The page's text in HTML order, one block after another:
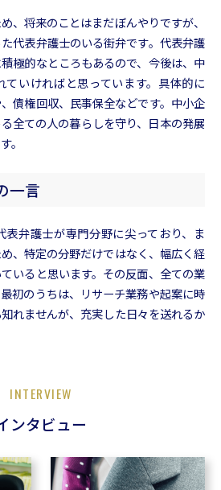
、将来のことはまだぼんやりですが、
代表弁護士のいる街弁です。代表弁護
極的なところもあるので、今後は、中
いければと思っています。具体的に
債権回収、民事保全などです。中小企
全ての人の暮らしを守り、日本の発展
。
一言
弁護士が専門分野に尖っており、ま
、特定の分野だけではなく、幅広く経
いると思います。その反面、全ての業
初のうちは、リサーチ業務や起案に時
れませんが、充実した日々を送れるか
INTERVIEW
ンタビュー